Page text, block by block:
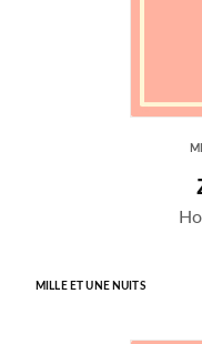
MILLE ET UNE NUITS